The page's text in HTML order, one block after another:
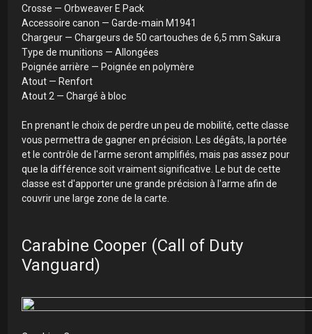
Crosse — Orbweaver E Pack
Accessoire canon — Garde-main M1941
Chargeur — Chargeurs de 50 cartouches de 6,5 mm Sakura
Type de munitions — Allongées
Poignée arrière — Poignée en polymère
Atout — Renfort
Atout 2 — Chargé à bloc
En prenant le choix de perdre un peu de mobilité, cette classe
vous permettra de gagner en précision. Les dégâts, la portée
et le contrôle de l'arme seront amplifiés, mais pas assez pour
que la différence soit vraiment significative. Le but de cette
classe est d'apporter une grande précision à l'arme afin de
couvrir une large zone de la carte.
Carabine Cooper (Call of Duty
Vanguard)